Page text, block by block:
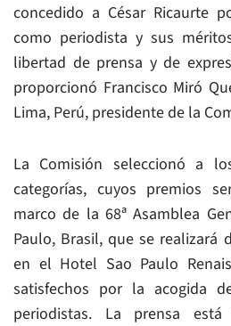
concedido a César Ricaurte
como periodista y sus
libertad de prensa y de
proporcionó Francisco Miró
Lima, Perú, presidente de la
La Comisión seleccionó a
categorías, cuyos premios
marco de la 68ª Asamblea
Paulo, Brasil, que se realizará
en el Hotel Sao Paulo
satisfechos por la acogida
periodistas. La prensa